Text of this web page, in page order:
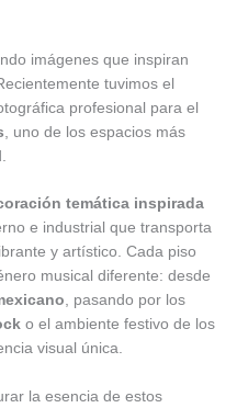
imágenes que inspiran
tuvimos el
profesional para el
, uno de los espacios más
temática inspirada
e industrial que transporta
y artístico. Cada piso
musical diferente: desde
, pasando por los
o el ambiente festivo de los
visual única.
la esencia de estos